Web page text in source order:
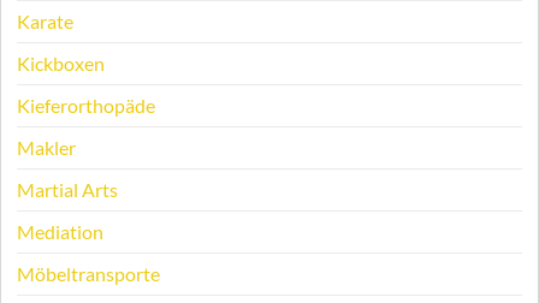
Karate
Kickboxen
Kieferorthopäde
Makler
Martial Arts
Mediation
Möbeltransporte